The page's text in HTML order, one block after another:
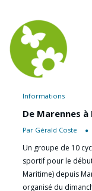
Informations
De Marennes à
Par Gérald Coste
Un groupe de 10
sportif pour le
Maritime) depuis
organisé du